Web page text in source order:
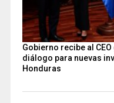
Gobierno recibe al
diálogo para nuevas
Honduras